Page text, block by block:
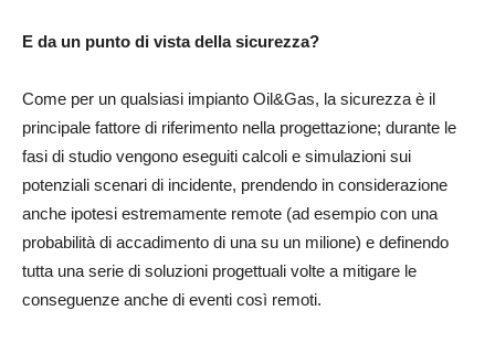
E da un punto di vista della sicurezza?
Come per un qualsiasi impianto Oil&Gas, la sicurezza è il
principale fattore di riferimento nella progettazione; durante le
fasi di studio vengono eseguiti calcoli e simulazioni sui
potenziali scenari di incidente, prendendo in considerazione
anche ipotesi estremamente remote (ad esempio con una
probabilità di accadimento di una su un milione) e definendo
tutta una serie di soluzioni progettuali volte a mitigare le
conseguenze anche di eventi così remoti.